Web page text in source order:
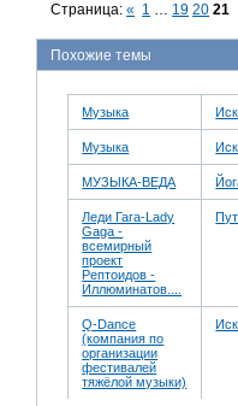
Страница:« 1 … 19 20 21
Похожие темы
Музыка
Музыка
МУЗЫКА-ВЕДА
Леди Гага-Lady
Gaga -
всемирный
проект
Рептоидов -
Иллюминатов....
Q-Dance
(компания по
организации
фестивалей
тяжёлой музыки)